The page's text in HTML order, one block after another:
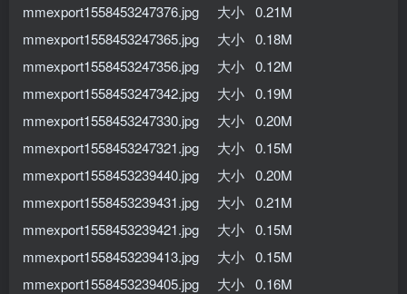
mmexport1558453247376.jpg 大小 0.21M
mmexport1558453247365.jpg 大小 0.18M
mmexport1558453247356.jpg 大小 0.12M
mmexport1558453247342.jpg 大小 0.19M
mmexport1558453247330.jpg 大小 0.20M
mmexport1558453247321.jpg 大小 0.15M
mmexport1558453239440.jpg 大小 0.20M
mmexport1558453239431.jpg 大小 0.21M
mmexport1558453239421.jpg 大小 0.15M
mmexport1558453239413.jpg 大小 0.15M
mmexport1558453239405.jpg 大小 0.16M